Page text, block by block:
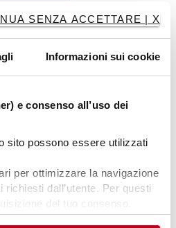
SENZA ACCETTARE | X
Informazioni sui cookie
e consenso all’uso dei
sito possono essere utilizzati
per ottimizzare la navigazione
dall’utente. Per questi
del tuo consenso.
equiparati ai tecnici, sono
della Logistica col
blog